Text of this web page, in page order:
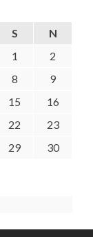
S
N
1
2
8
9
15
16
22
23
29
30